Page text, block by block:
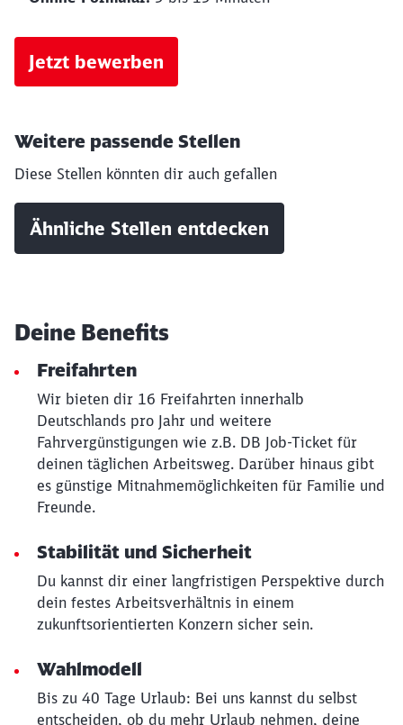
Jetzt bewerben
Weitere passende Stellen
Diese Stellen könnten dir auch gefallen
Ähnliche Stellen entdecken
Deine Benefits
Freifahrten
Wir bieten dir 16 Freifahrten innerhalb
Deutschlands pro Jahr und weitere
Fahrvergünstigungen wie z.B. DB Job-Ticket für
deinen täglichen Arbeitsweg. Darüber hinaus gibt
es günstige Mitnahmemöglichkeiten für Familie und
Freunde.
Stabilität und Sicherheit
Du kannst dir einer langfristigen Perspektive durch
dein festes Arbeitsverhältnis in einem
zukunftsorientierten Konzern sicher sein.
Wahlmodell
Bis zu 40 Tage Urlaub: Bei uns kannst du selbst
entscheiden, ob du mehr Urlaub nehmen, deine
Möchten Sie zuweitergeleitet
werden?
Abbrechen Weiter